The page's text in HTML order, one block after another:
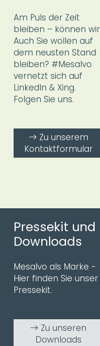
Am Puls der Zeit
bleiben – können
Auch Sie wollen auf
dem neusten Stand
bleiben? #Mesalvo
vernetzt sich auf
LinkedIn & Xing.
Folgen Sie uns.
Zu unserem
Kontaktformular
Pressekit und
Downloads
Mesalvo als Marke -
Hier finden Sie unser
Pressekit.
Zu unseren
Downloads